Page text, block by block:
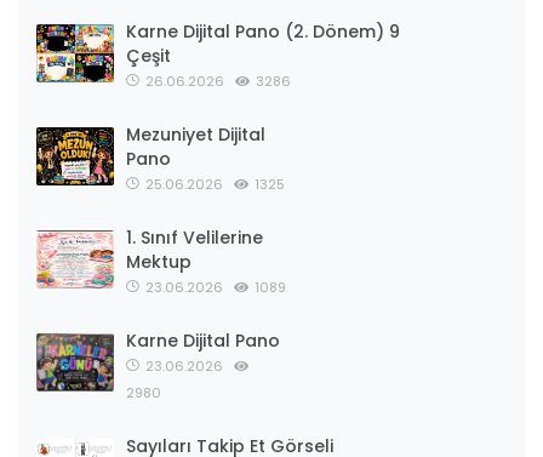
Karne Dijital Pano (2. Dönem) 9
Çeşit
26.06.2026 3286
Mezuniyet Dijital
Pano
25.06.2026 1325
1. Sınıf Velilerine
Mektup
23.06.2026 1089
Karne Dijital Pano
23.06.2026
2980
Sayıları Takip Et Görseli